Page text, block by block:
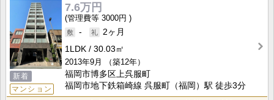
新着
マンション
7.6万円
3000円
-
2ヶ月
1LDK
30.03㎡
2013年9月
（築12年）
福岡市博多区上呉服町
福岡市地下鉄箱崎線 呉服町（福岡）駅 徒歩3分